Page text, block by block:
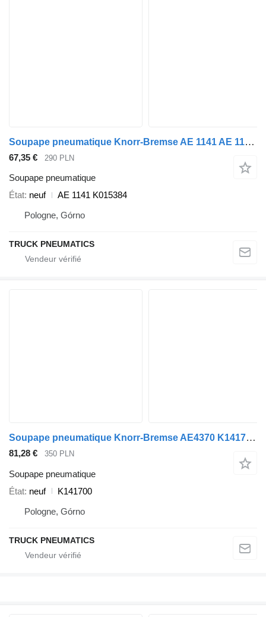
Soupape pneumatique Knorr-Bremse AE 1141 AE 1141 K015384 pour semi-remorque
67,35 € 290 PLN
Soupape pneumatique
État neuf
AE 1141 K015384
Pologne, Górno
TRUCK PNEUMATICS
Soupape pneumatique Knorr-Bremse AE4370 K141700 pour semi-remorque
81,28 € 350 PLN
Soupape pneumatique
État neuf
K141700
Pologne, Górno
TRUCK PNEUMATICS